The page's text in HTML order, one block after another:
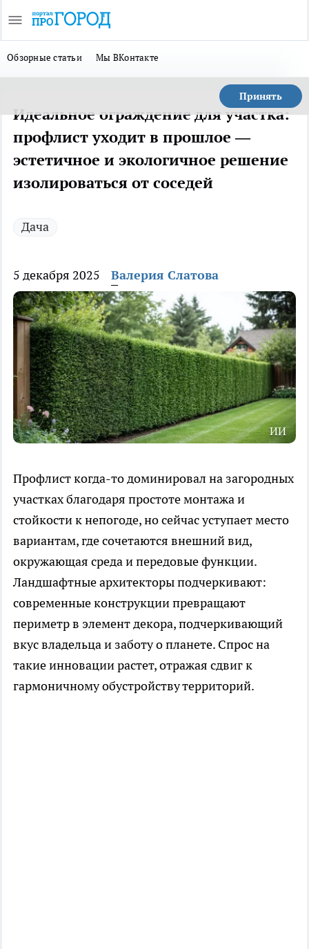
Обзорные статьи Мы ВКонтакте
Принять
Идеальное ограждение для участка:
профлист уходит в прошлое —
эстетичное и экологичное решение
изолироваться от соседей
Дача
5 декабря 2025 Валерия Слатова
ИИ
Профлист когда-то доминировал на загородных
участках благодаря простоте монтажа и
стойкости к непогоде, но сейчас уступает место
вариантам, где сочетаются внешний вид,
окружающая среда и передовые функции.
Ландшафтные архитекторы подчеркивают:
современные конструкции превращают
периметр в элемент декора, подчеркивающий
вкус владельца и заботу о планете. Спрос на
такие инновации растет, отражая сдвиг к
гармоничному обустройству территорий.​